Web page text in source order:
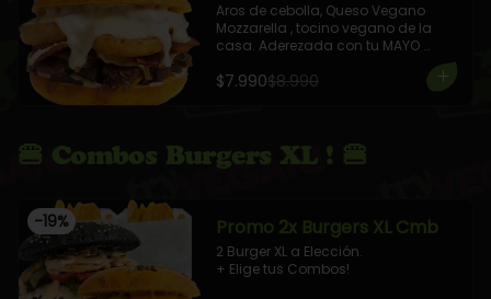
Aros de cebolla, Queso Vegano
Mozzarella , tocino vegano de la
casa. Aderezada con tu MAYO
+ 1 Elige tu Combo!
$7.990$8.990
🍔 Combos Burgers XL ! 🍔
-19% Promo 2x Burgers XL Cmb
2 Burger XL a Elección.
+ Elige tus Combos!